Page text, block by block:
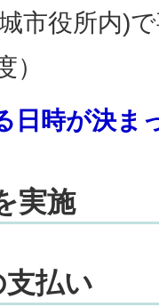
市役所内)
日時が決ま
実施
払い